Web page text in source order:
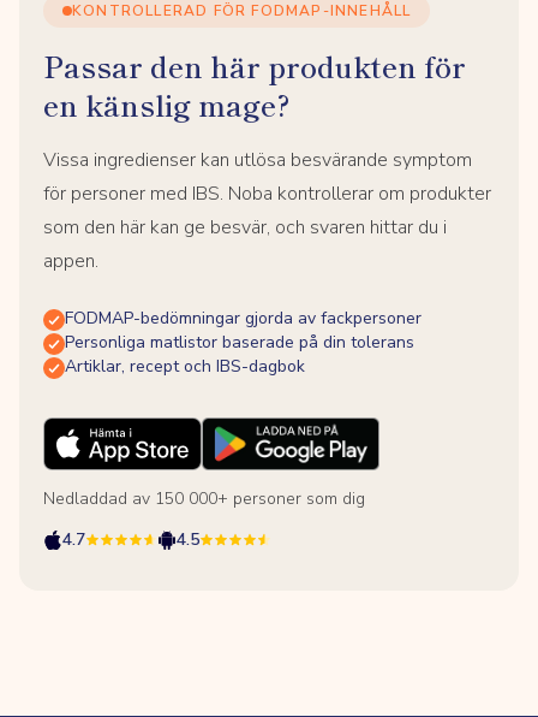
KONTROLLERAD FÖR FODMAP-INNEHÅLL
Passar den här produkten för
en känslig mage?
Vissa ingredienser kan utlösa besvärande symptom
för personer med IBS. Noba kontrollerar om produkter
som den här kan ge besvär, och svaren hittar du i
appen.
FODMAP-bedömningar gjorda av fackpersoner
Personliga matlistor baserade på din tolerans
Artiklar, recept och IBS-dagbok
Nedladdad av 150 000+ personer som dig
4.7
4.5